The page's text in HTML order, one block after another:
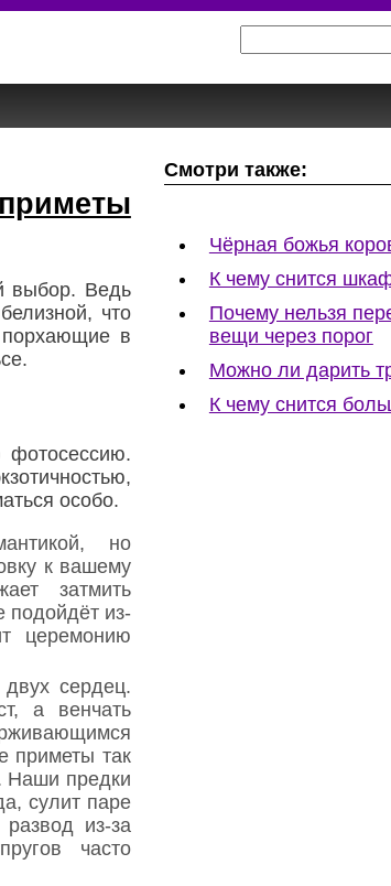
выбор. Ведь
что
порхающие в
фотосессию.
особо.
но
к вашему
затмить
подойдёт из-
церемонию
сердец.
а венчать
приметы так
Наши предки
сулит паре
из-за
часто
Смотри также:
Чёрная божья
К чему снится
Почему нельзя
вещи через порог
Можно ли дарить
К чему снится